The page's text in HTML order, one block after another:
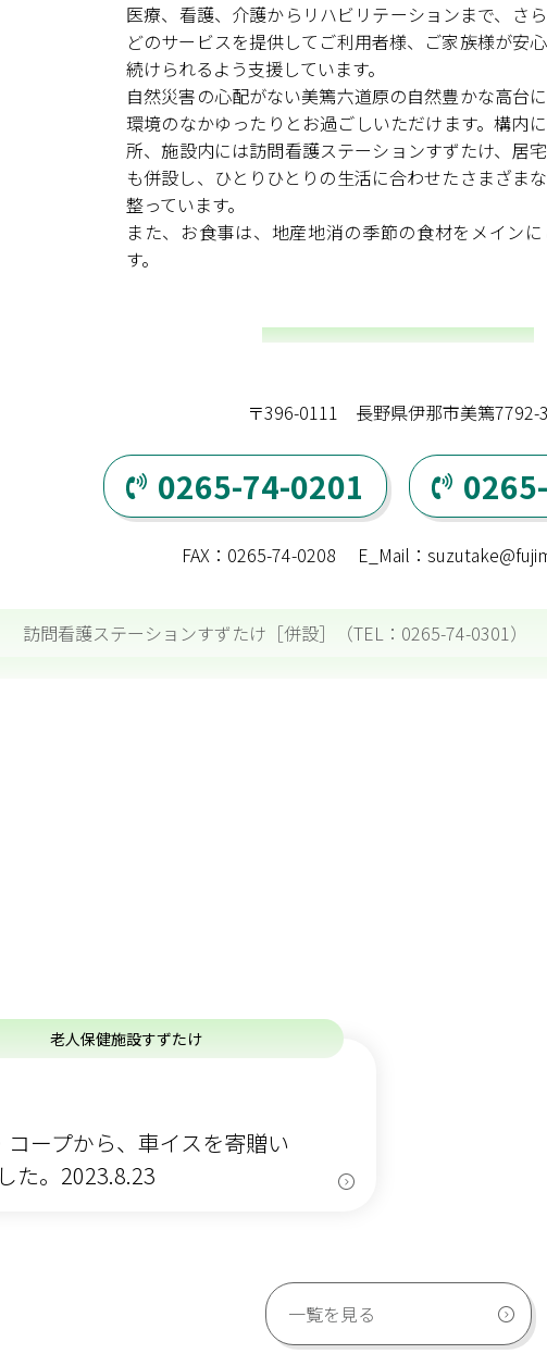
医療、看護、介護からリハビリテーションまで、さ
どのサービスを提供してご利用者様、ご家族様が安
続けられるよう支援しています。
自然災害の心配がない美篶六道原の自然豊かな高台
環境のなかゆったりとお過ごしいただけます。構内
所、施設内には訪問看護ステーションすずたけ、居
も併設し、ひとりひとりの生活に合わせたさまざま
整っています。
また、お食事は、地産地消の季節の食材をメイン
す。
〒396-0111 長野県伊那市美篶7792-3
0265-74-0201
FAX：0265-74-0208 E_Mail：
訪問看護ステーションすずたけ［併設］（TEL：0265-74-0301）
老人保健施設すずたけ
コープから、車イスを寄贈い
た。2023.8.23
一覧を見る